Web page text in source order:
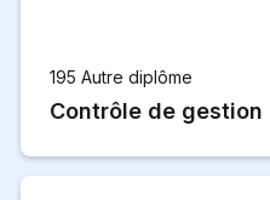
195 Autre diplôme
Contrôle de gestion